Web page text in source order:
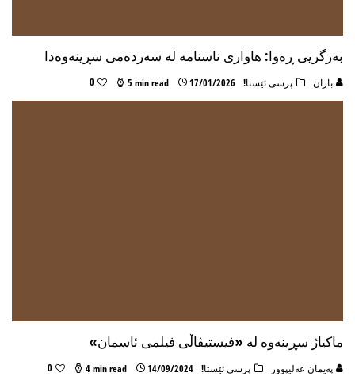
بەرگریی ڕەوا: هاواری ناسنامە لە سەردەمی سڕینەوەدا
باران پرسی ئێستا! 17/01/2026
5 min read
0
ماکیاژ سڕینەوە لە «فیستیڤاڵی فیلمی ئاسمان»
پەیمان عەلیپوور پرسی ئێستا! 14/09/2024
4 min read
0